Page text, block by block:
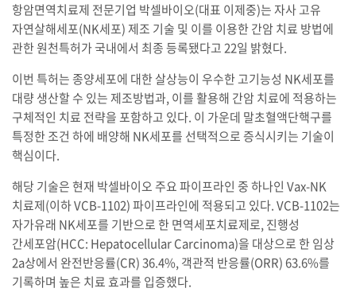
항암면역치료제 전문기업 박셀바이오(대표 이제중)는 자사 고유
자연살해세포(NK세포) 제조 기술 및 이를 이용한 간암 치료 방법에
관한 원천특허가 국내에서 최종 등록됐다고 22일 밝혔다.
이번 특허는 종양세포에 대한 살상능이 우수한 고기능성 NK세포를
대량 생산할 수 있는 제조방법과, 이를 활용해 간암 치료에 적용하는
구체적인 치료 전략을 포함하고 있다. 이 가운데 말초혈액단핵구를
특정한 조건 하에 배양해 NK세포를 선택적으로 증식시키는 기술이
핵심이다.
해당 기술은 현재 박셀바이오 주요 파이프라인 중 하나인 Vax-NK
치료제(이하 VCB-1102) 파이프라인에 적용되고 있다. VCB-1102는
자가유래 NK세포를 기반으로 한 면역세포치료제로, 진행성
간세포암(HCC: Hepatocellular Carcinoma)을 대상으로 한 임상
2a상에서 완전반응률(CR) 36.4%, 객관적 반응률(ORR) 63.6%를
기록하며 높은 치료 효과를 입증했다.